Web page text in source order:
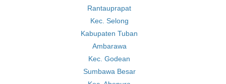
Rantauprapat
Kec. Selong
Kabupaten Tuban
Ambarawa
Kec. Godean
Sumbawa Besar